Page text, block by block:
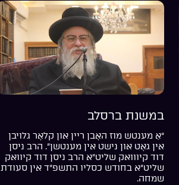
במשנת ברסלב
“אַ מענטש מוז האָבן ריין און קלאָר גלויבן
אין גאָט און נישט אין מענטשן”. הרב ניסן
דוד קיווואק שליט”א הרב ניסן דוד קיוואק
שליט”א בחודש כסליו התשפ”ד אין סעודת
שמחה.